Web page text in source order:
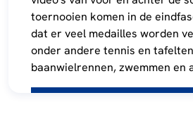
toernooien komen in de
dat er veel medailles worden
onder andere tennis en
baanwielrennen, zwemmen en